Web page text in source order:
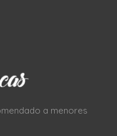
a menores